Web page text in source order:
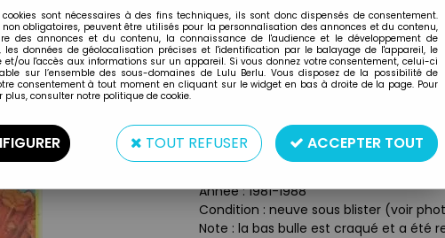
Mattel
MASTERS OF THE
BORDER 6-BACK)
Type : figurine articulée
Matière : plastique
Année : 1981-1988
Condition : neuve sous blister (voir
Note : la bas bulle est craqué et a été
cookies sont nécessaires à des fins techniques, ils sont donc dispensés de consentement.
non obligatoires, peuvent être utilisés pour la personnalisation des annonces et du contenu,
des annonces et du contenu, la connaissance de l'audience et le développement de
les données de géolocalisation précises et l'identification par le balayage de l'appareil, le
et/ou l'accès aux informations sur un appareil. Si vous donnez votre consentement, celui-ci
sur l’ensemble des sous-domaines de Lulu Berlu. Vous disposez de la possibilité de
consentement à tout moment en cliquant sur le widget en bas à droite de la page. Pour
plus, consulter notre politique de cookie.
TOUT REFUSER ACCEPTER TOUT